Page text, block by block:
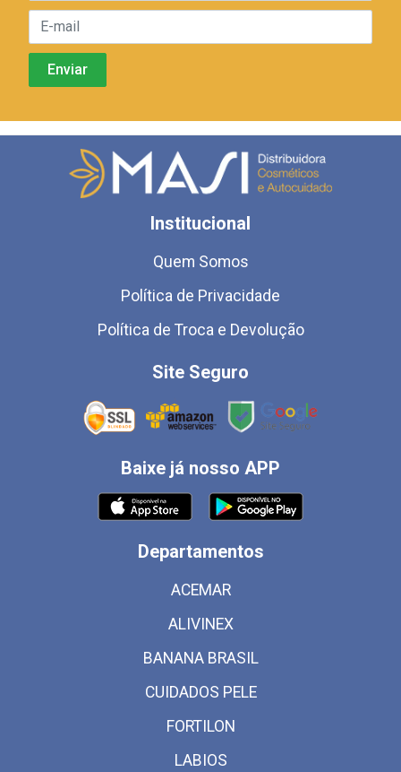
Institucional
Quem Somos
Política de Privacidade
Política de Troca e Devolução
Site Seguro
Baixe já nosso APP
Departamentos
ACEMAR
ALIVINEX
BANANA BRASIL
CUIDADOS PELE
FORTILON
LABIOS